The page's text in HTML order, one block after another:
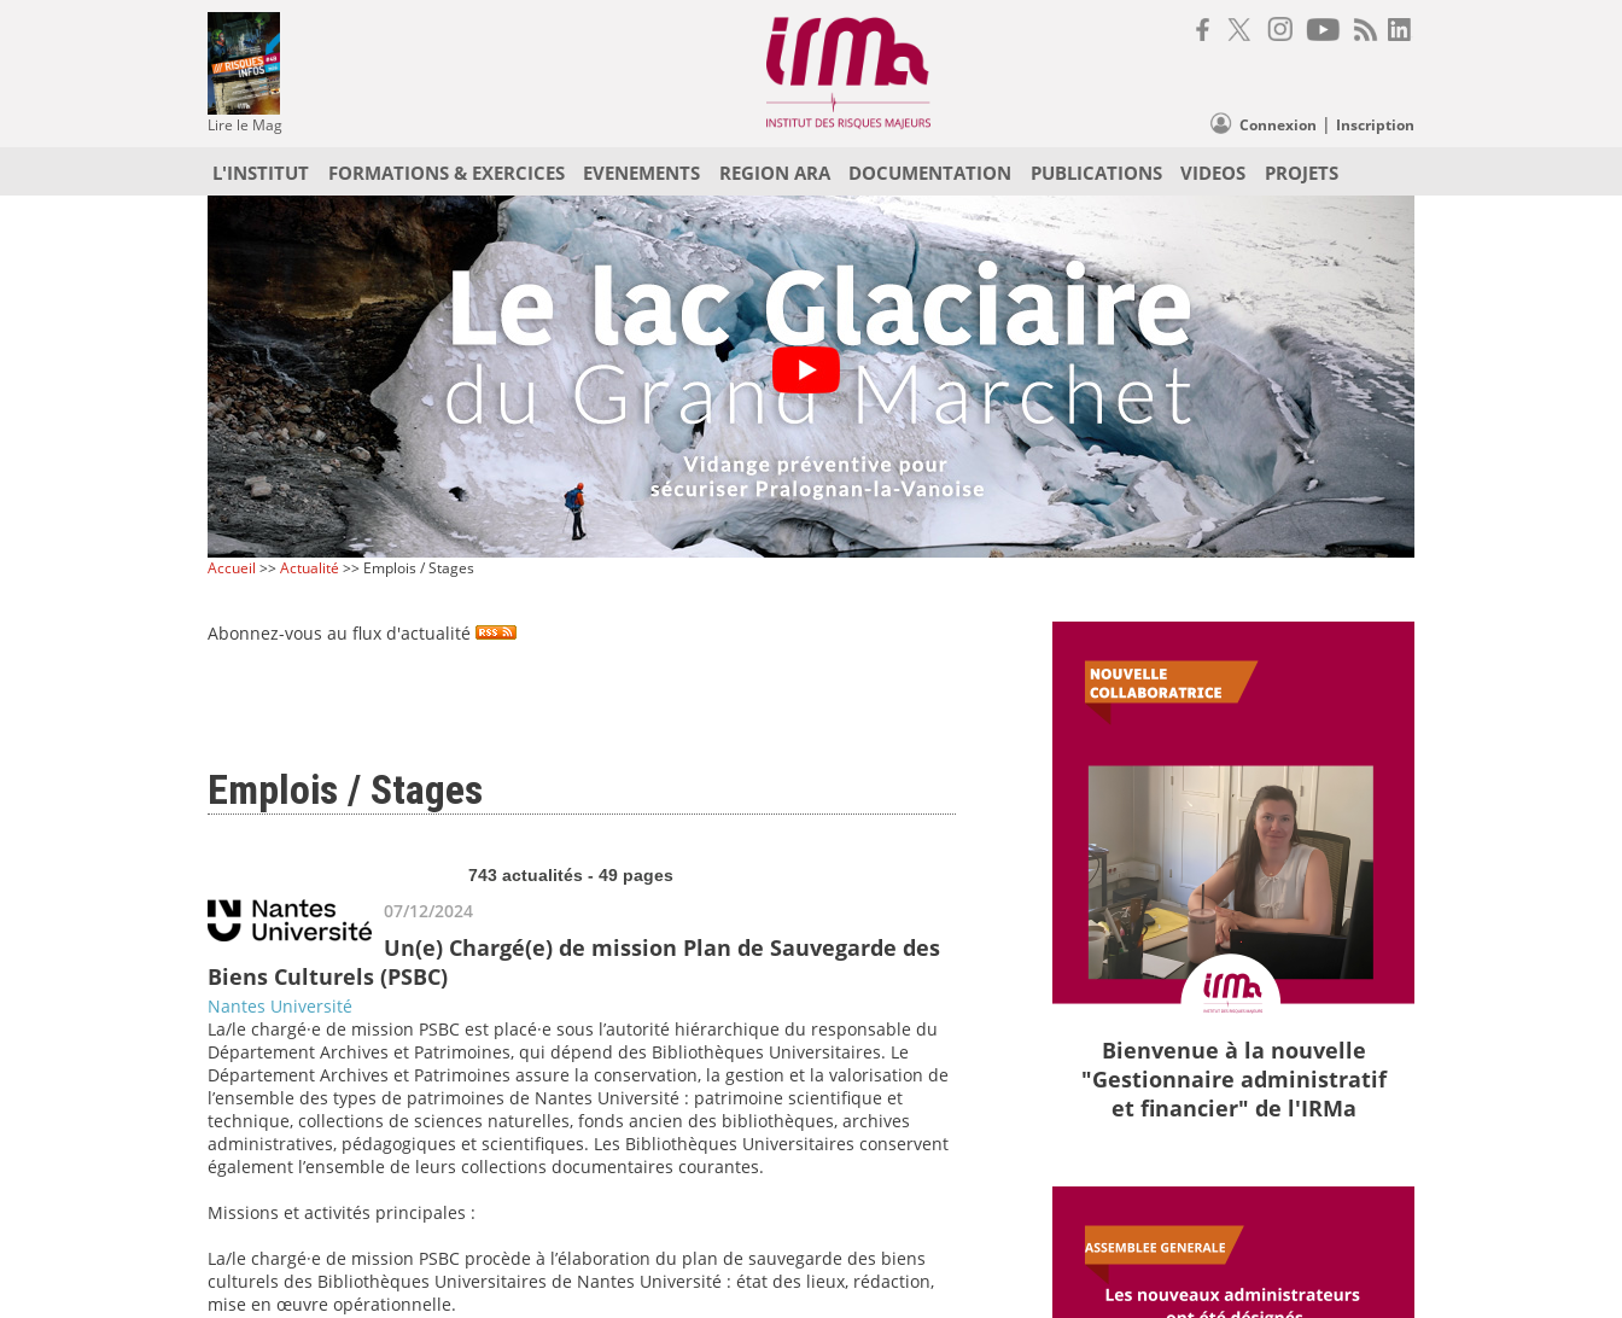
Lire le Mag Connexion | Inscription
L'INSTITUT FORMATIONS & EXERCICES EVENEMENTS REGION ARA DOCUMENTATION PUBLICATIONS VIDEOS PROJETS
Accueil >>Actualité >> Emplois / Stages
Abonnez-vous au flux d'actualité
Emplois / Stages
743 actualités - 49 pages
07/12/2024
Un(e) Chargé(e) de mission Plan de Sauvegarde des
Biens Culturels (PSBC)
Nantes Université
La/le chargé·e de mission PSBC est placé·e sous l’autorité hiérarchique du responsable du
Département Archives et Patrimoines, qui dépend des Bibliothèques Universitaires. Le
Département Archives et Patrimoines assure la conservation, la gestion et la valorisation de
l’ensemble des types de patrimoines de Nantes Université : patrimoine scientifique et
technique, collections de sciences naturelles, fonds ancien des bibliothèques, archives
administratives, pédagogiques et scientifiques. Les Bibliothèques Universitaires conservent
également l’ensemble de leurs collections documentaires courantes.
Missions et activités principales :
La/le chargé·e de mission PSBC procède à l’élaboration du plan de sauvegarde des biens
culturels des Bibliothèques Universitaires de Nantes Université : état des lieux, rédaction,
mise en œuvre opérationnelle.
Bienvenue à la nouvelle
"Gestionnaire administratif
et financier" de l'IRMa